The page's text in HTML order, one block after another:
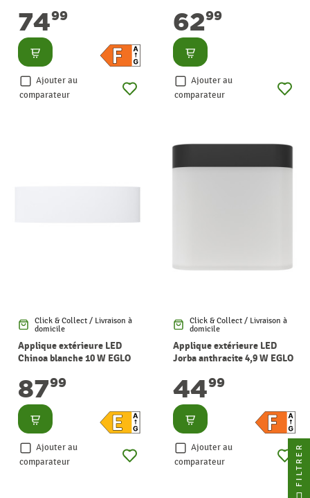
7499
Consulter
Ajouter au
comparateur
6299
Consulter
Ajouter au
comparateur
Click & Collect / Livraison à
domicile
Applique extérieure LED
Chinoa blanche 10 W EGLO
8799
Consulter
Ajouter au
comparateur
Click & Collect / Livraison à
domicile
Applique extérieure LED
Jorba anthracite 4,9 W EGLO
4499
Consulter
Ajouter au
comparateur
FILTRER